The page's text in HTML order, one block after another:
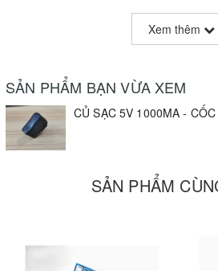
Xem thêm
SẢN PHẨM BẠN VỪA XEM
CỦ SẠC 5V 1000MA -
SẢN PHẨM